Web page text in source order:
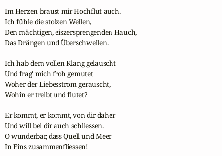
Im Herzen braust mir Hochflut auch.
Ich fühle die stolzen Wellen,
Den mächtigen, eiszersprengenden Hauch,
Das Drängen und Überschwellen.
Ich hab dem vollen Klang gelauscht
Und frag' mich froh gemutet
Woher der Liebesstrom gerauscht,
Wohin er treibt und flutet?
Er kommt, er kommt, von dir daher
Und will bei dir auch schliessen.
O wunderbar, dass Quell und Meer
In Eins zusammenfliessen!